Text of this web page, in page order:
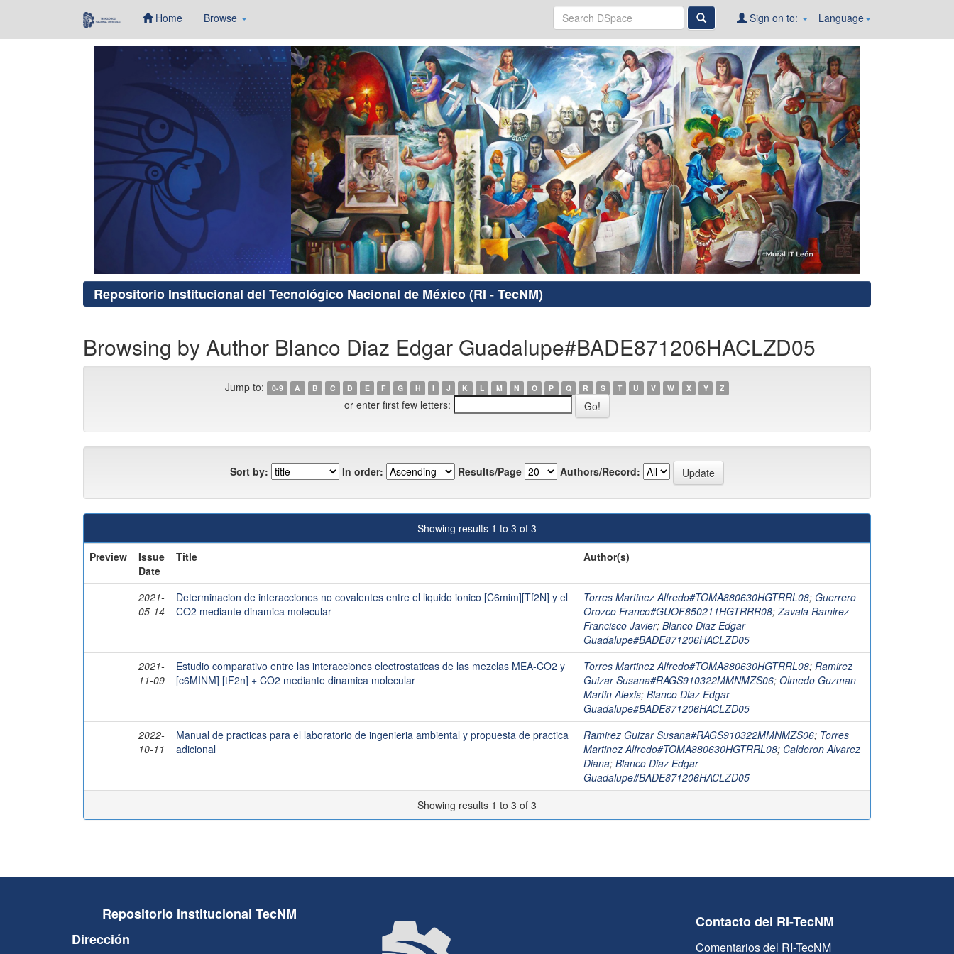
Home Browse Language
Sign on to:
Repositorio Institucional del Tecnológico Nacional de México (RI - TecNM)
Browsing by Author Blanco Diaz Edgar Guadalupe#BADE871206HACLZD05
Jump to: 0-9 A B C D E F G H I J K L M N O P Q R S T U V W X Y Z
or enter first few letters:
Sort by: In order: Results/Page Authors/Record:
Showing results 1 to 3 of 3
Preview
Issue
Date
Title Author(s)
2021-
05-14
Determinacion de interacciones no covalentes entre el liquido ionico [C6mim][Tf2N] y el
CO2 mediante dinamica molecular
Torres Martinez Alfredo#TOMA880630HGTRRL08; Guerrero
Orozco Franco#GUOF850211HGTRRR08;Zavala Ramirez
Francisco Javier; Blanco Diaz Edgar
Guadalupe#BADE871206HACLZD05
2021-
11-09
Estudio comparativo entre las interacciones electrostaticas de las mezclas MEA-CO2 y
[c6MINM] [tF2n] + CO2 mediante dinamica molecular
Torres Martinez Alfredo#TOMA880630HGTRRL08; Ramirez
Guizar Susana#RAGS910322MMNMZS06; Olmedo Guzman
Martin Alexis; Blanco Diaz Edgar
Guadalupe#BADE871206HACLZD05
2022-
10-11
Manual de practicas para el laboratorio de ingenieria ambiental y propuesta de practica
adicional
Ramirez Guizar Susana#RAGS910322MMNMZS06; Torres
Martinez Alfredo#TOMA880630HGTRRL08; Calderon Alvarez
Diana; Blanco Diaz Edgar
Guadalupe#BADE871206HACLZD05
Showing results 1 to 3 of 3
Repositorio Institucional TecNM
Dirección
Contacto del RI-TecNM
Comentarios del RI-TecNM